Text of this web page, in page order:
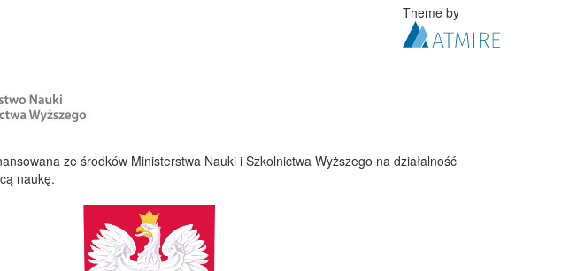
Theme by
ze środków Ministerstwa Nauki i Szkolnictwa Wyższego na działalność
naukę.